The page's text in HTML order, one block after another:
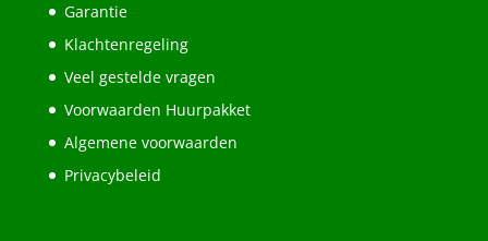
Garantie
Klachtenregeling
Veel gestelde vragen
Voorwaarden Huurpakket
Algemene voorwaarden
Privacybeleid